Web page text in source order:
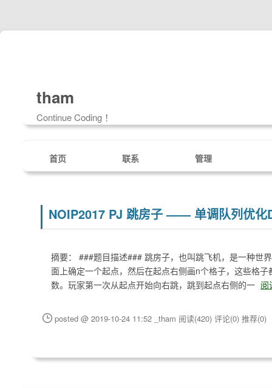
tham
Continue Coding ！
首页 联系 管理
NOIP2017 PJ 跳房子 —— 单调队列优化
摘要： ###题目描述### 跳房子，也叫跳飞机，是一种世
面上确定一个起点，然后在起点右侧画n个格子，这些格
数。玩家第一次从起点开始向右跳，跳到起点右侧的一 阅
posted @ 2019-10-24 11:52 _tham 阅读(420) 评论(0) 推荐(0)